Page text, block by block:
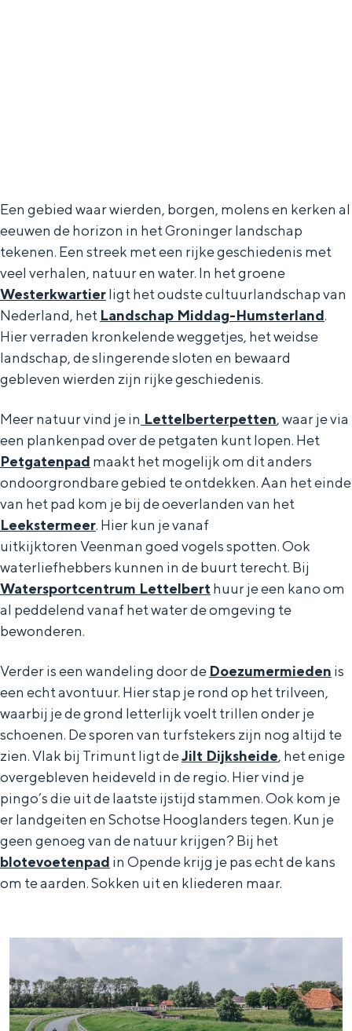
Een gebied waar wierden, borgen, molens en kerken al
eeuwen de horizon in het Groninger landschap
tekenen. Een streek met een rijke geschiedenis met
veel verhalen, natuur en water. In het groene
Westerkwartierligt het oudste cultuurlandschap van
Nederland, het Landschap Middag-Humsterland.
Hier verraden kronkelende weggetjes, het weidse
landschap, de slingerende sloten en bewaard
gebleven wierden zijn rijke geschiedenis.
Meer natuur vind je in Lettelberterpetten, waar je via
een plankenpad over de petgaten kunt lopen. Het
Petgatenpad maakt het mogelijk om dit anders
ondoorgrondbare gebied te ontdekken. Aan het einde
van het pad kom je bij de oeverlanden van het
Leekstermeer. Hier kun je vanaf
uitkijktoren Veenman goed vogels spotten. Ook
waterliefhebbers kunnen in de buurt terecht. Bij
Watersportcentrum Lettelbert huur je een kano om
al peddelend vanaf het water de omgeving te
bewonderen.
Verder is een wandeling door de Doezumermieden is
een echt avontuur. Hier stap je rond op het trilveen,
waarbij je de grond letterlijk voelt trillen onder je
schoenen. De sporen van turfstekers zijn nog altijd te
zien. Vlak bij Trimunt ligt deJilt Dijksheide, het enige
overgebleven heideveld in de regio. Hier vind je
pingo’s die uit de laatste ijstijd stammen. Ook kom je
er landgeiten en Schotse Hooglanders tegen. Kun je
geen genoeg van de natuur krijgen? Bij het
blotevoetenpad in Opende krijg je pas echt de kans
om te aarden. Sokken uit en kliederen maar.
a
t
u